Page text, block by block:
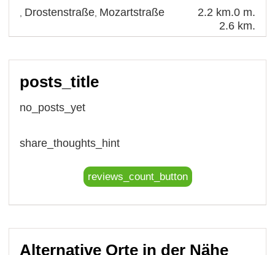
0 m.
Drostenstraße 2.2 km.
Mozartstraße
2.6 km.
posts_title
no_posts_yet
share_thoughts_hint
reviews_count_button
Alternative Orte in der Nähe